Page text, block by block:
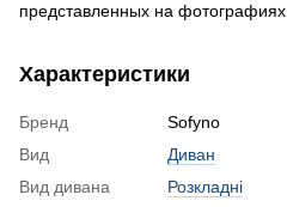
представленных на фотографиях.
Характеристики
Бренд
Sofyno
Вид
Диван
Вид дивана
Розкладні